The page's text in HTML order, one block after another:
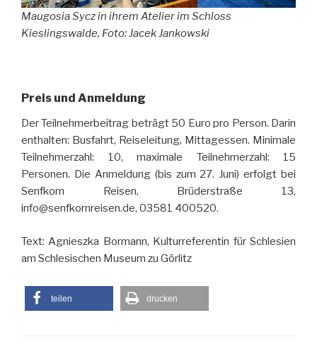
Maugosia Sycz in ihrem Atelier im Schloss
Kieslingswalde, Foto: Jacek Jankowski
Preis und Anmeldung
Der Teilnehmerbeitrag beträgt 50 Euro pro Person. Darin
enthalten: Busfahrt, Reiseleitung, Mittagessen. Minimale
Teilnehmerzahl: 10, maximale Teilnehmerzahl: 15
Personen. Die Anmeldung (bis zum 27. Juni) erfolgt bei
Senfkorn Reisen, Brüderstraße 13,
info@senfkornreisen.de, 03581 400520.
Text: Agnieszka Bormann, Kulturreferentin für Schlesien
am Schlesischen Museum zu Görlitz
teilen drucken